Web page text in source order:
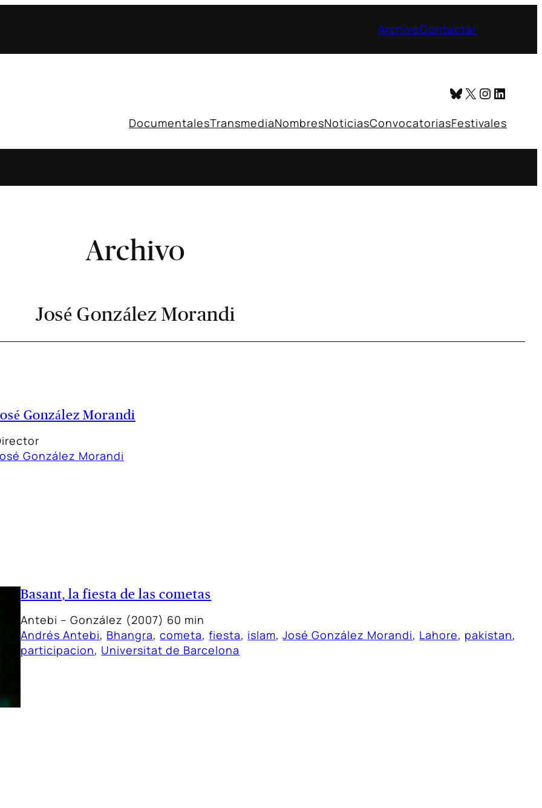
ArchivoContactar
Bluesky
X
DocumentalesTransmediaNombresNoticiasConvocatoriasFestivales
Archivo
José González Morandi
González Morandi
González Morandi
Basant, la fiesta de las cometas
Antebi – González (2007) 60 min
Andrés Antebi, Bhangra, cometa, fiesta, islam, José González Morandi, Lahore, pakistan
participacion, Universitat de Barcelona